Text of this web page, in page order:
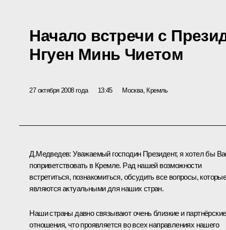
Начало встречи с
Нгуен Минь Чиетом
27 октября 2008 года 13:45 Москва, Кремль
Д.Медведев: Уважаемый господин Президент, я хотел бы
поприветствовать в Кремле. Рад нашей возможности
встретиться, познакомиться, обсудить все вопросы,
являются актуальными для наших стран.
Наши страны давно связывают очень близкие и партнёрские
отношения, что проявляется во всех направлениях нашего